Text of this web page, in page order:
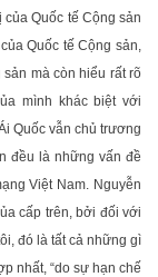
Quốc tế Cộng sản
Quốc tế Cộng sản,
mà còn hiểu rất rõ
mình khác biệt với
Quốc vẫn chủ trương
đều là những vấn đề
Việt Nam. Nguyễn
cấp trên, bởi đối với
đó là tất cả những gì
nhất, “do sự hạn chế